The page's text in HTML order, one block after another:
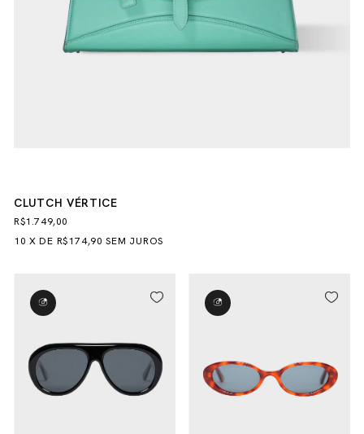
CLUTCH VÉRTICE
R$1.749,00
10 XDE R$174,90 SEM JUROS